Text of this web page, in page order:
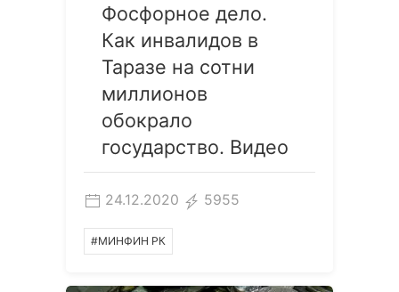
Фосфорное дело.
Как инвалидов в
Таразе на сотни
миллионов
обокрало
государство. Видео
24.12.2020 5955
#МИНФИН РК